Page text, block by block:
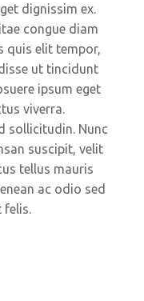
dignissim ex.
congue diam
quis elit tempor,
ut tincidunt
ipsum eget
viverra.
sollicitudin. Nunc
suscipit, velit
tellus mauris
ac odio sed
felis.